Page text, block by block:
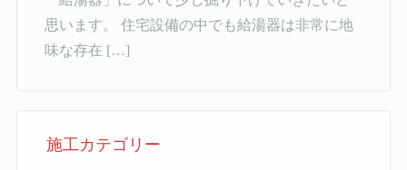
思います。 住宅設備の中でも給湯器は非常に地
味な存在 […]
施工カテゴリー